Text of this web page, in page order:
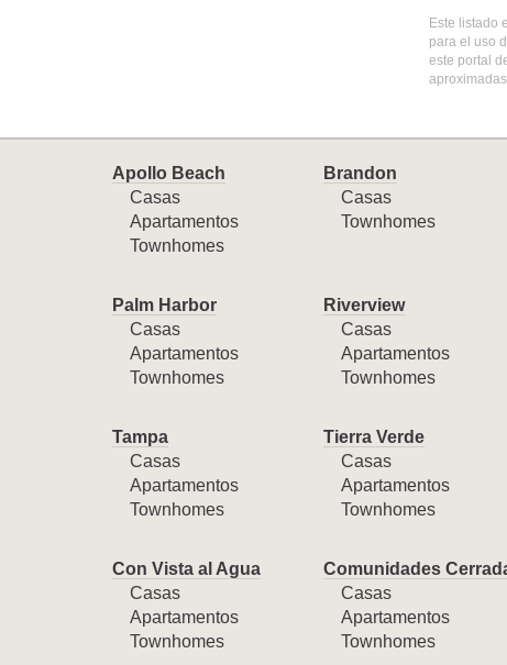
Este listado
para el uso
este portal
Apollo Beach
Casas
Apartamentos
Townhomes
Brandon
Casas
Townhomes
Palm Harbor
Casas
Apartamentos
Townhomes
Riverview
Casas
Apartamentos
Townhomes
Tampa
Casas
Apartamentos
Townhomes
Tierra Verde
Casas
Apartamentos
Townhomes
Con Vista al Agua
Casas
Apartamentos
Townhomes
Comunidades
Casas
Apartamentos
Townhomes